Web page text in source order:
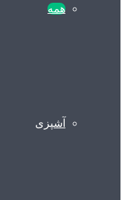
همه
آشپزی